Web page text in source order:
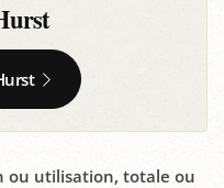
ou utilisation, totale ou